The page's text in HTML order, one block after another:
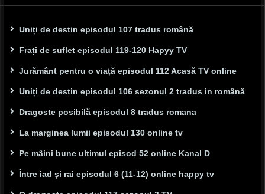
Uniți de destin episodul 107 tradus română
Frați de suflet episodul 119-120 Hapyy TV
Jurământ pentru o viață episodul 112 Acasă TV online
Uniți de destin episodul 106 sezonul 2 tradus in română
Dragoste posibilă episodul 8 tradus romana
La marginea lumii episodul 130 online tv
Pe mâini bune ultimul episod 52 online Kanal D
Între iad și rai episodul 6 (11-12) online happy tv